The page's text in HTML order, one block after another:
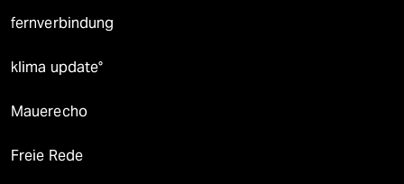
fernverbindung
klima update°
Mauerecho
Freie Rede